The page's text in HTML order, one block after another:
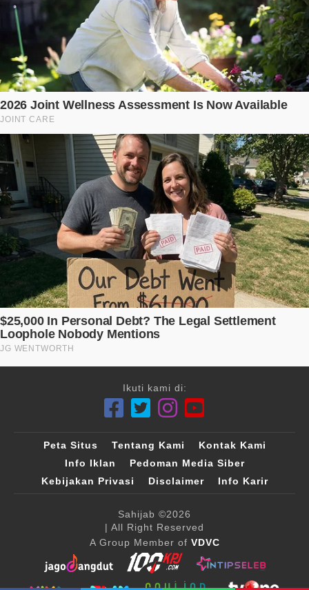
Ikuti kami di:
Peta Situs Tentang Kami
Kontak Kami
Info Iklan
Pedoman Media Siber
Kebijakan Privasi
Disclaimer Info Karir
Sahijab ©2026
| All Right Reserved
A Group Member of VDVC